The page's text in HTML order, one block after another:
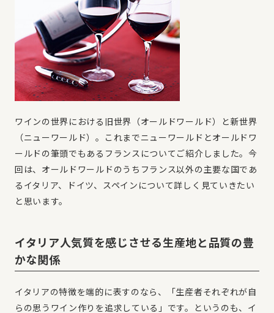
ワインの世界における旧世界（オールドワールド）と新世界
（ニューワールド）。これまでニューワールドとオールドワ
ールドの筆頭でもあるフランスについてご紹介しました。今
回は、オールドワールドのうちフランス以外の主要な国であ
るイタリア、ドイツ、スペインについて詳しく見ていきたい
と思います。
イタリア人気質を感じさせる生産地と品質の豊
かな関係
イタリアの特徴を端的に表すのなら、「生産者それぞれが自
らの思うワイン作りを追求している」です。というのも、イ